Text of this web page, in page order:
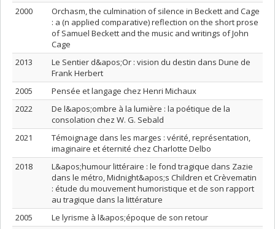
2000
Orchasm, the culmination of silence in Beckett and Cage
: a (n applied comparative) reflection on the short prose
of Samuel Beckett and the music and writings of John
Cage
2013
Le Sentier d&apos;Or : vision du destin dans Dune de
Frank Herbert
2005
Pensée et langage chez Henri Michaux
2022
De l&apos;ombre à la lumière : la poétique de la
consolation chez W. G. Sebald
2021
Témoignage dans les marges : vérité, représentation,
imaginaire et éternité chez Charlotte Delbo
2018
L&apos;humour littéraire : le fond tragique dans Zazie
dans le métro, Midnight&apos;s Children et Crèvematin
: étude du mouvement humoristique et de son rapport
au tragique dans la littérature
2005
Le lyrisme à l&apos;époque de son retour